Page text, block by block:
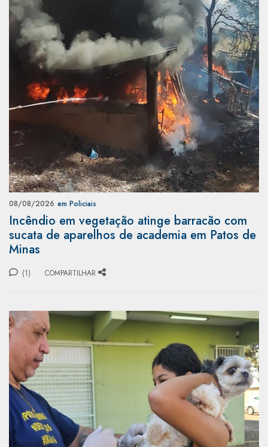
08/08/2026 em Policiais
Incêndio em vegetação atinge barracão com
sucata de aparelhos de academia em Patos de
Minas
(1) COMPARTILHAR